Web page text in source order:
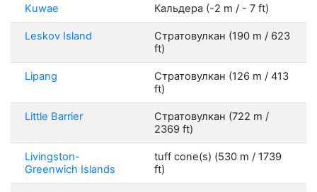
Kuwae Кальдера (-2 m / - 7 ft)
Leskov Island
Стратовулкан (190 m / 623
ft)
Lipang
Стратовулкан (126 m / 413
ft)
Little Barrier
Стратовулкан (722 m /
2369 ft)
Livingston-
Greenwich Islands
tuff cone(s) (530 m / 1739
ft)